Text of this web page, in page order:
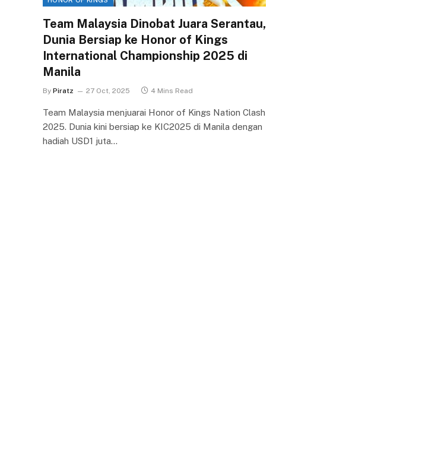
Team Malaysia Dinobat Juara Serantau,
Dunia Bersiap ke Honor of Kings
International Championship 2025 di
Manila
By Piratz 27 Oct, 2025 4 Mins Read
Team Malaysia menjuarai Honor of Kings Nation Clash
2025. Dunia kini bersiap ke KIC2025 di Manila dengan
hadiah USD1 juta…